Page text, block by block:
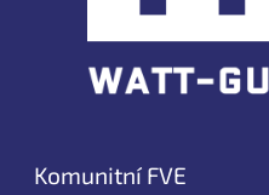
Komunitní FVE